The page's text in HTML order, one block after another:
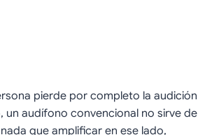
pierde por completo la audición
un audífono convencional no sirve de
que amplificar en ese lado,